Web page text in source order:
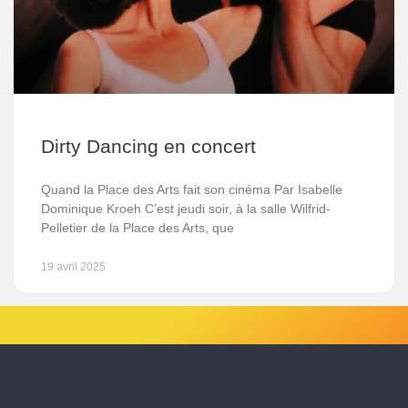
Dirty Dancing en concert
Quand la Place des Arts fait son cinéma Par Isabelle
Dominique Kroeh C’est jeudi soir, à la salle Wilfrid-
Pelletier de la Place des Arts, que
19 avril 2025